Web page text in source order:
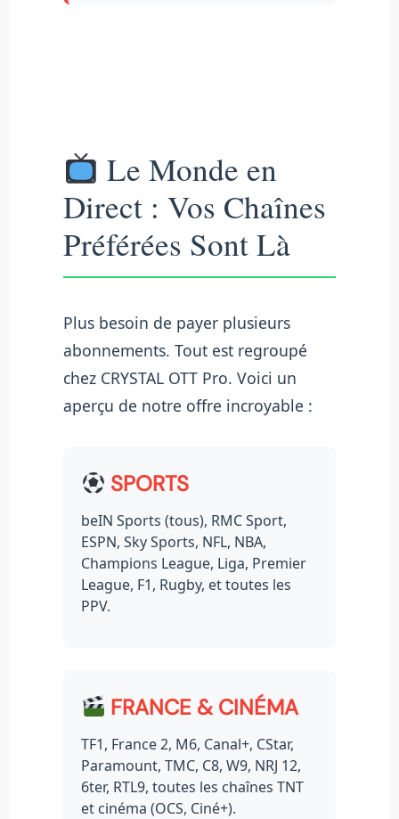
Le Monde en
Direct : Vos Chaînes
Préférées Sont Là
Plus besoin de payer plusieurs
abonnements. Tout est regroupé
chez CRYSTAL OTT Pro. Voici un
aperçu de notre offre incroyable :
SPORTS
beIN Sports (tous), RMC Sport,
ESPN, Sky Sports, NFL, NBA,
Champions League, Liga, Premier
League, F1, Rugby, et toutes les
PPV.
FRANCE & CINÉMA
TF1, France 2, M6, Canal+, CStar,
Paramount, TMC, C8, W9, NRJ 12,
6ter, RTL9, toutes les chaînes TNT
et cinéma (OCS, Ciné+).